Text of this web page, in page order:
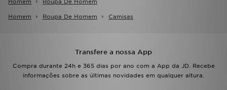
Homem Roupa De Homem
Homem Roupa De Homem Camisas
Transfere a nossa App
Compra durante 24h e 365 dias por ano com a App da JD. Recebe
informações sobre as últimas novidades em qualquer altura.